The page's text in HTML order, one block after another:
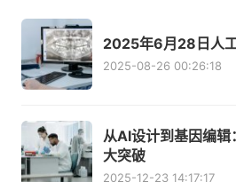
2025年6月28日人
2025-08-26 00:26:18
从AI设计到基因编
大突破
2025-12-23 14:17:17